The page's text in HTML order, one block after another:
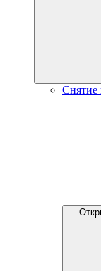
Снятие